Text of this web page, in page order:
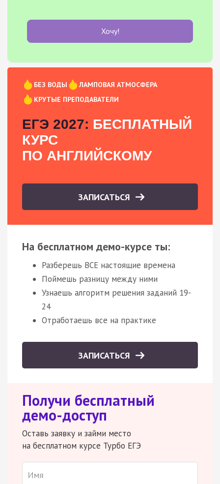
Хочу!
БЕЗ ВОДЫ
ЛАМПОВАЯ АТМОСФЕРА
КРУТЫЕ ПРЕПОДАВАТЕЛИ
ЕГЭ 2027: БЕСПЛАТНЫЙ
КУРС
ПО АНГЛИЙСКОМУ
ЗАПИСАТЬСЯ
На бесплатном демо-курсе ты:
Разберешь ВСЕ настоящие времена
Поймешь разницу между ними
Узнаешь алгоритм решения заданий 19-
24
Отработаешь все на практике
ЗАПИСАТЬСЯ
Получи бесплатный
демо-доступ
Оставь заявку и займи место
на бесплатном курсе Турбо ЕГЭ